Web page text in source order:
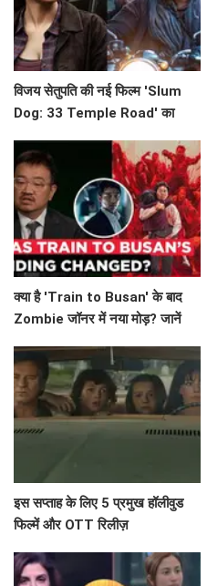
विजय सेतुपति की नई फिल्म 'Slum
Dog: 33 Temple Road' का
क्या है 'Train to Busan' के बाद
Zombie जॉनर में नया मोड़? जानें
इस सप्ताह के लिए 5 प्रमुख हॉलीवुड
फिल्में और OTT रिलीज़